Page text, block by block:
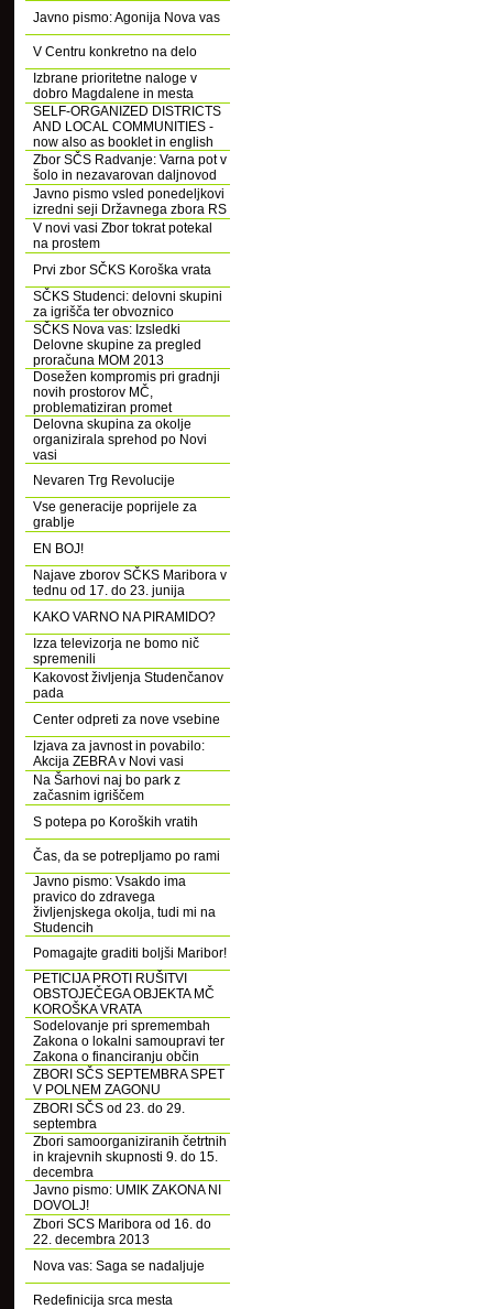
Javno pismo: Agonija Nova vas
V Centru konkretno na delo
Izbrane prioritetne naloge v
dobro Magdalene in mesta
SELF-ORGANIZED DISTRICTS
AND LOCAL COMMUNITIES -
now also as booklet in english
Zbor SČS Radvanje: Varna pot v
šolo in nezavarovan daljnovod
Javno pismo vsled ponedeljkovi
izredni seji Državnega zbora RS
V novi vasi Zbor tokrat potekal
na prostem
Prvi zbor SČKS Koroška vrata
SČKS Studenci: delovni skupini
za igrišča ter obvoznico
SČKS Nova vas: Izsledki
Delovne skupine za pregled
proračuna MOM 2013
Dosežen kompromis pri gradnji
novih prostorov MČ,
problematiziran promet
Delovna skupina za okolje
organizirala sprehod po Novi
vasi
Nevaren Trg Revolucije
Vse generacije poprijele za
grablje
EN BOJ!
Najave zborov SČKS Maribora v
tednu od 17. do 23. junija
KAKO VARNO NA PIRAMIDO?
Izza televizorja ne bomo nič
spremenili
Kakovost življenja Studenčanov
pada
Center odpreti za nove vsebine
Izjava za javnost in povabilo:
Akcija ZEBRA v Novi vasi
Na Šarhovi naj bo park z
začasnim igriščem
S potepa po Koroških vratih
Čas, da se potrepljamo po rami
Javno pismo: Vsakdo ima
pravico do zdravega
življenjskega okolja, tudi mi na
Studencih
Pomagajte graditi boljši Maribor!
PETICIJA PROTI RUŠITVI
OBSTOJEČEGA OBJEKTA MČ
KOROŠKA VRATA
Sodelovanje pri spremembah
Zakona o lokalni samoupravi ter
Zakona o financiranju občin
ZBORI SČS SEPTEMBRA SPET
V POLNEM ZAGONU
ZBORI SČS od 23. do 29.
septembra
Zbori samoorganiziranih četrtnih
in krajevnih skupnosti 9. do 15.
decembra
Javno pismo: UMIK ZAKONA NI
DOVOLJ!
Zbori SCS Maribora od 16. do
22. decembra 2013
Nova vas: Saga se nadaljuje
Redefinicija srca mesta